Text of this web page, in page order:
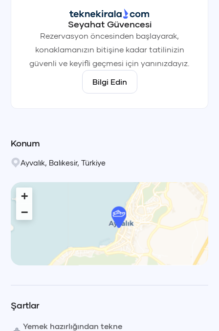
Seyahat Güvencesi
Rezervasyon öncesinden başlayarak,
konaklamanızın bitişine kadar tatilinizin
güvenli ve keyifli geçmesi için yanınızdayız.
Bilgi Edin
Konum
Ayvalık Balıkesir, Türkiye
+
−
Şartlar
Yemek hazırlığından tekne